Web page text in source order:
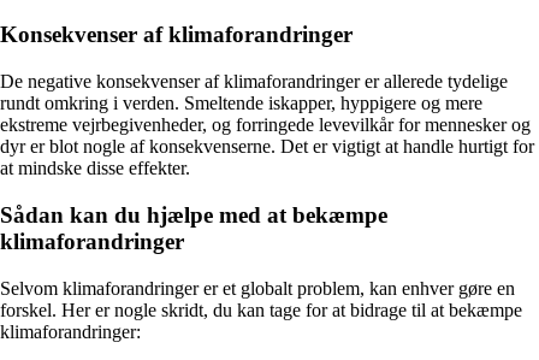
Konsekvenser af klimaforandringer
De negative konsekvenser af klimaforandringer er allerede tydelige
rundt omkring i verden. Smeltende iskapper, hyppigere og mere
ekstreme vejrbegivenheder, og forringede levevilkår for mennesker og
dyr er blot nogle af konsekvenserne. Det er vigtigt at handle hurtigt for
at mindske disse effekter.
Sådan kan du hjælpe med at bekæmpe
klimaforandringer
Selvom klimaforandringer er et globalt problem, kan enhver gøre en
forskel. Her er nogle skridt, du kan tage for at bidrage til at bekæmpe
klimaforandringer: